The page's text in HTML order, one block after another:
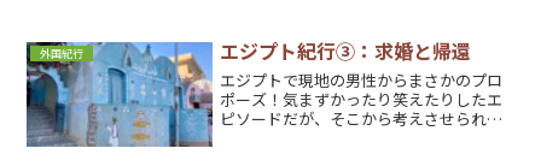
外国紀行 エジプト紀行③：求婚と帰還
エジプトで現地の男性からまさかのプロ
ポーズ！気まずかったり笑えたりしたエ
ピソードだが、そこから考えさせられた